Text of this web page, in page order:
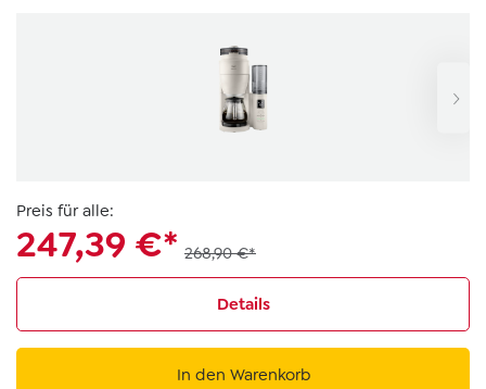
Preis für alle:
247,39 €* 268,90 €*
Details
In den Warenkorb